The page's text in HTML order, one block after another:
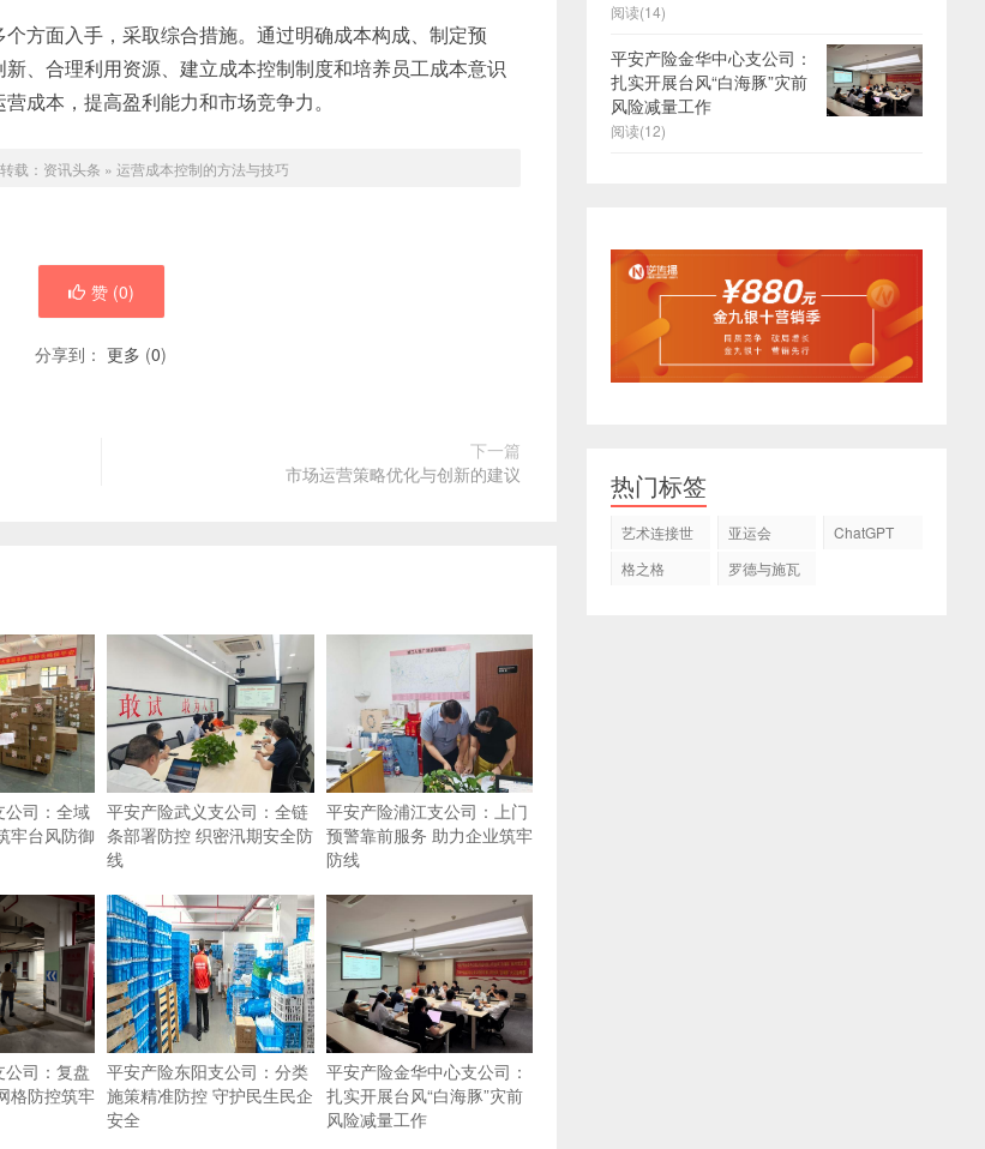
方面入手，采取综合措施。通过明确成本构成、制定预
、合理利用资源、建立成本控制制度和培养员工成本意识
成本，提高盈利能力和市场竞争力。
载： 资讯头条 » 运营成本控制的方法与技巧
赞 (0)
分享到： 更多 (0)
下一篇
市场运营策略优化与创新的建议
司：全域
牢台风防御
平安产险武义支公司：全链
条部署防控 织密汛期安全防
线
平安产险浦江支公司：上门
预警靠前服务 助力企业筑牢
防线
司：复盘
格防控筑牢
平安产险东阳支公司：分类
施策精准防控 守护民生民企
安全
平安产险金华中心支公司：
扎实开展台风“白海豚”灾前
风险减量工作
阅读(14)
平安产险金华中心支公司：
扎实开展台风“白海豚”灾前
风险减量工作
阅读(12)
热门标签
艺术连接世
亚运会
ChatGPT
格之格
罗德与施瓦